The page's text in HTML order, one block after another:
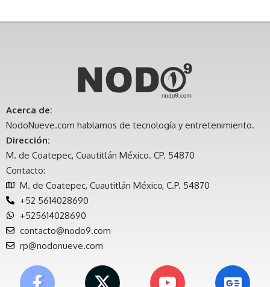
Acerca de:
NodoNueve.com hablamos de tecnología y entretenimiento.
Dirección:
M. de Coatepec, Cuautitlán México. CP. 54870
Contacto:
M. de Coatepec, Cuautitlán México, C.P. 54870
+52 5614028690
+525614028690
contacto@nodo9.com
rp@nodonueve.com